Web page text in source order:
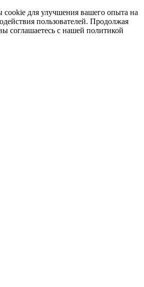
для улучшения вашего опыта на
пользователей. Продолжая
соглашаетесь с нашей политикой